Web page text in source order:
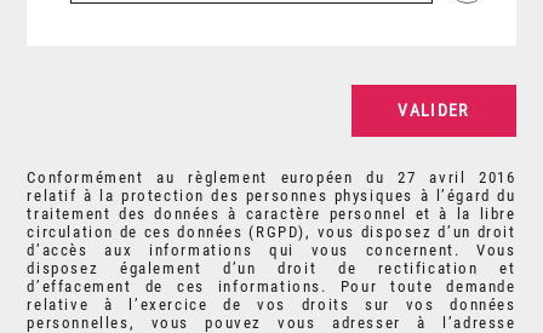
Conformément au règlement européen du 27 avril 2016
relatif à la protection des personnes physiques à l’égard du
traitement des données à caractère personnel et à la libre
circulation de ces données (RGPD), vous disposez d’un droit
d’accès aux informations qui vous concernent. Vous
disposez également d’un droit de rectification et
d’effacement de ces informations. Pour toute demande
relative à l’exercice de vos droits sur vos données
personnelles, vous pouvez vous adresser à l’adresse